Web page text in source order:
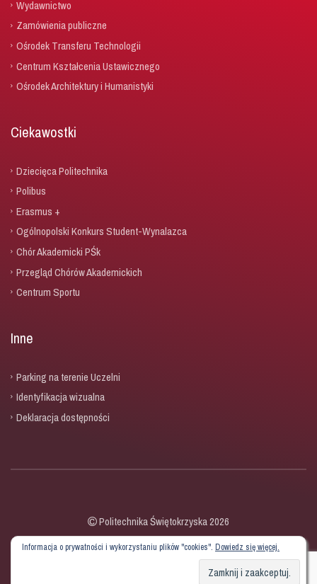
Wydawnictwo
Zamówienia publiczne
Ośrodek Transferu Technologii
Centrum Kształcenia Ustawicznego
Ośrodek Architektury i Humanistyki
Ciekawostki
Dziecięca Politechnika
Polibus
Erasmus +
Ogólnopolski Konkurs Student-Wynalazca
Chór Akademicki PŚk
Przegląd Chórów Akademickich
Centrum Sportu
Inne
Parking na terenie Uczelni
Identyfikacja wizualna
Deklaracja dostępności
Politechnika Świętokrzyska 2026
Informacja o prywatności i wykorzystaniu plików "cookies". Dowiedz się więcej.